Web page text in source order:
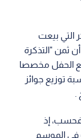
التي بيعت
ثمن "التذكرة
وسيكون ريع الحفل مخصصا
توزيع جوائز
فحسب، إذ
في الموسم